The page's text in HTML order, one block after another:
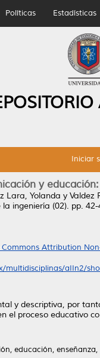
Políticas Estadísticas
Iniciar
y
Lara, Yolanda y Valdez
ingeniería (02). pp.
Commons Attribution
multidisciplinas/aIIn2/
y descriptiva, por
el proceso educativo
educación,